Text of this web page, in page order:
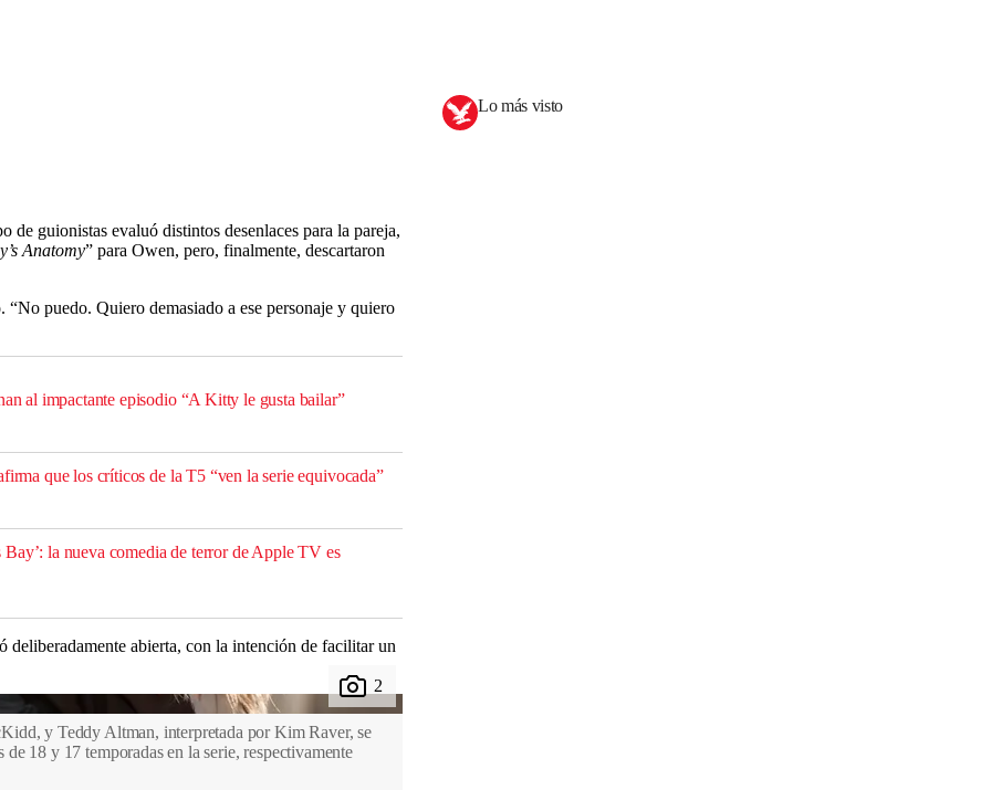
de guionistas evaluó distintos desenlaces para la pareja,
Anatomy” para Owen, pero, finalmente, descartaron
puedo. Quiero demasiado a ese personaje y quiero
al impactante episodio “A Kitty le gusta bailar”
que los críticos de la T5 “ven la serie equivocada”
Bay’: la nueva comedia de terror de Apple TV es
deliberadamente abierta, con la intención de facilitar un
y Teddy Altman, interpretada por Kim Raver, se
18 y 17 temporadas en la serie, respectivamente
Lo más visto